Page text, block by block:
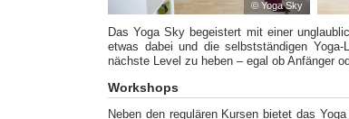
© Yoga Sky
Das Yoga Sky begeistert mit einer
etwas dabei und die selbstständigen
nächste Level zu heben – egal ob Anfänger
Workshops
Neben den regulären Kursen bietet das